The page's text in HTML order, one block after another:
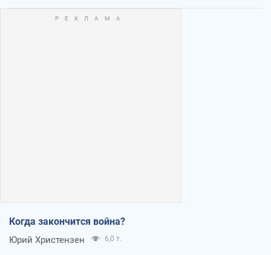
Когда закончится война?
Юрий Христензен 6,0 т.